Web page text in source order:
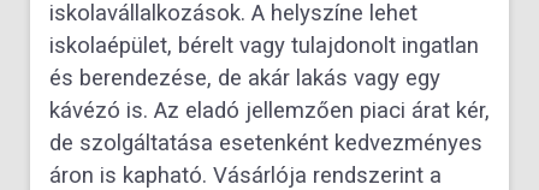
iskolavállalkozások. A helyszíne lehet
iskolaépület, bérelt vagy tulajdonolt ingatlan
és berendezése, de akár lakás vagy egy
kávézó is. Az eladó jellemzően piaci árat kér,
de szolgáltatása esetenként kedvezményes
áron is kapható. Vásárlója rendszerint a